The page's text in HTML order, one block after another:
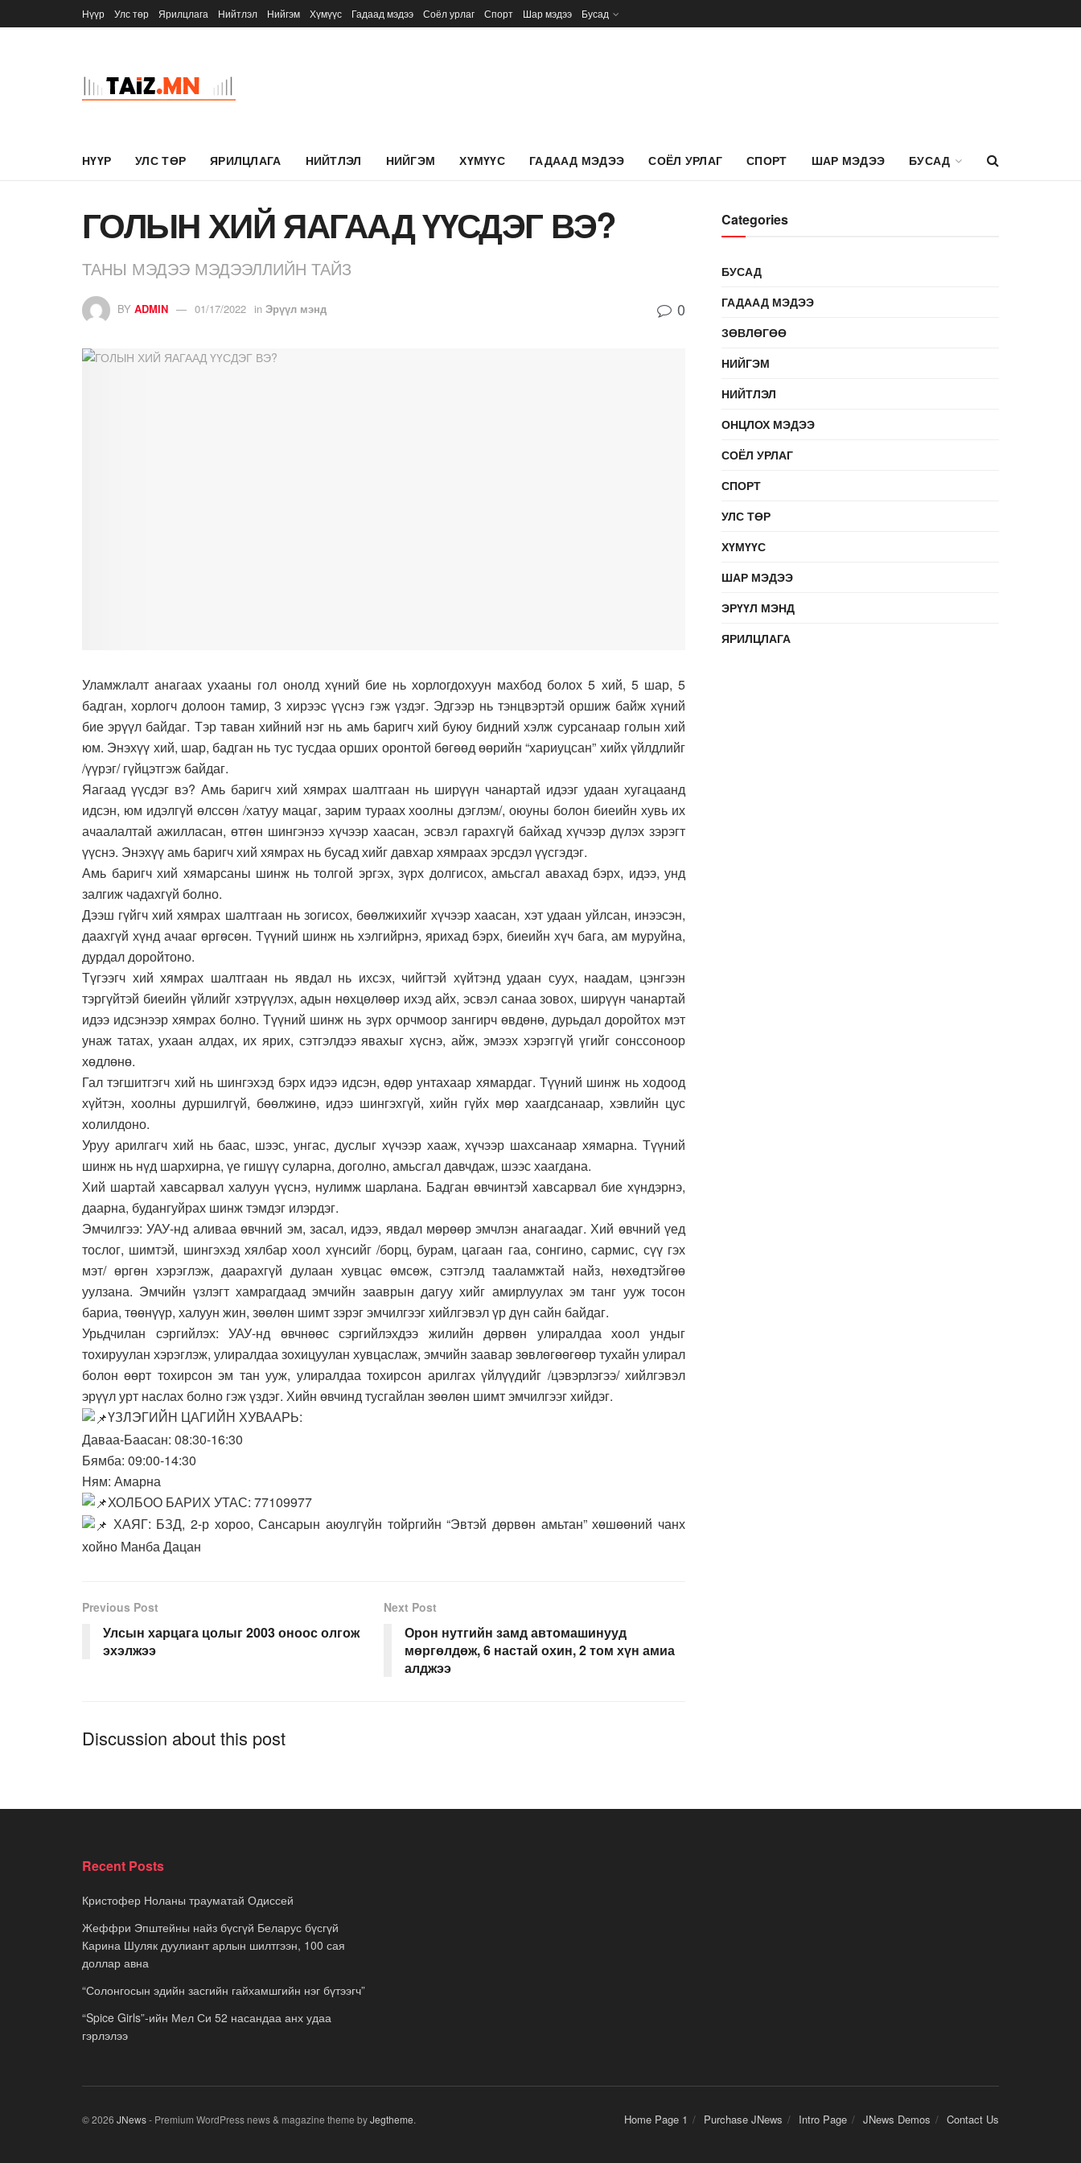
Нүүр Улс төр Ярилцлага Нийтлэл Нийгэм Хүмүүс Гадаад мэдээ Соёл урлаг Спорт Шар мэдээ Бусад
НҮҮР УЛС ТӨР ЯРИЛЦЛАГА НИЙТЛЭЛ НИЙГЭМ ХҮМҮҮС ГАДААД МЭДЭЭ СОЁЛ УРЛАГ СПОРТ ШАР МЭДЭЭ БУСАД
ГОЛЫН ХИЙ ЯАГААД ҮҮСДЭГ ВЭ?
ТАНЫ МЭДЭЭ МЭДЭЭЛЛИЙН ТАЙЗ
BY ADMIN 01/17/2022 in Эрүүл мэнд 0
Уламжлалт анагаах ухааны гол онолд хүний бие нь хорлогдохуун махбод болох 5 хий, 5 шар, 5
бадган, хорлогч долоон тамир, 3 хирээс үүснэ гэж үздэг. Эдгээр нь тэнцвэртэй оршиж байж хүний
бие эрүүл байдаг. Тэр таван хийний нэг нь амь баригч хий буюу бидний хэлж сурсанаар голын хий
юм. Энэхүү хий, шар, бадган нь тус тусдаа орших оронтой бөгөөд өөрийн “хариуцсан” хийх үйлдлийг
/үүрэг/ гүйцэтгэж байдаг.
Яагаад үүсдэг вэ? Амь баригч хий хямрах шалтгаан нь ширүүн чанартай идээг удаан хугацаанд
идсэн, юм идэлгүй өлссөн /хатуу мацаг, зарим тураах хоолны дэглэм/, оюуны болон биеийн хувь их
ачаалалтай ажилласан, өтгөн шингэнээ хүчээр хаасан, эсвэл гарахгүй байхад хүчээр дүлэх зэрэгт
үүснэ. Энэхүү амь баригч хий хямрах нь бусад хийг давхар хямраах эрсдэл үүсгэдэг.
Амь баригч хий хямарсаны шинж нь толгой эргэх, зүрх долгисох, амьсгал авахад бэрх, идээ, унд
залгиж чадахгүй болно.
Дээш гүйгч хий хямрах шалтгаан нь зогисох, бөөлжихийг хүчээр хаасан, хэт удаан уйлсан, инээсэн,
даахгүй хүнд ачааг өргөсөн. Түүний шинж нь хэлгийрнэ, ярихад бэрх, биеийн хүч бага, ам муруйна,
дурдал доройтоно.
Түгээгч хий хямрах шалтгаан нь явдал нь ихсэх, чийгтэй хүйтэнд удаан суух, наадам, цэнгээн
тэргүйтэй биеийн үйлийг хэтрүүлэх, адын нөхцөлөөр ихэд айх, эсвэл санаа зовох, ширүүн чанартай
идээ идсэнээр хямрах болно. Түүний шинж нь зүрх орчмоор зангирч өвдөнө, дурьдал доройтох мэт
унаж татах, ухаан алдах, их ярих, сэтгэлдээ явахыг хүснэ, айж, эмээх хэрэггүй үгийг сонссоноор
хөдлөнө.
Гал тэгшитгэгч хий нь шингэхэд бэрх идээ идсэн, өдөр унтахаар хямардаг. Түүний шинж нь ходоод
хүйтэн, хоолны дуршилгүй, бөөлжинө, идээ шингэхгүй, хийн гүйх мөр хаагдсанаар, хэвлийн цус
холилдоно.
Уруу арилгагч хий нь баас, шээс, унгас, дуслыг хүчээр хааж, хүчээр шахсанаар хямарна. Түүний
шинж нь нүд шархирна, үе гишүү суларна, доголно, амьсгал давчдаж, шээс хаагдана.
Хий шартай хавсарвал халуун үүснэ, нулимж шарлана. Бадган өвчинтэй хавсарвал бие хүндэрнэ,
даарна, будангуйрах шинж тэмдэг илэрдэг.
Эмчилгээ: УАУ-нд аливаа өвчний эм, засал, идээ, явдал мөрөөр эмчлэн анагаадаг. Хий өвчний үед
тослог, шимтэй, шингэхэд хялбар хоол хүнсийг /борц, бурам, цагаан гаа, сонгино, сармис, сүү гэх
мэт/ өргөн хэрэглэж, даарахгүй дулаан хувцас өмсөж, сэтгэлд тааламжтай найз, нөхөдтэйгөө
уулзана. Эмчийн үзлэгт хамрагдаад эмчийн зааврын дагуу хийг амирлуулах эм танг ууж тосон
бариа, төөнүүр, халуун жин, зөөлөн шимт зэрэг эмчилгээг хийлгэвэл үр дүн сайн байдаг.
Урьдчилан сэргийлэх: УАУ-нд өвчнөөс сэргийлэхдээ жилийн дөрвөн улиралдаа хоол ундыг
тохируулан хэрэглэж, улиралдаа зохицуулан хувцаслаж, эмчийн заавар зөвлөгөөгөөр тухайн улирал
болон өөрт тохирсон эм тан ууж, улиралдаа тохирсон арилгах үйлүүдийг /цэвэрлэгээ/ хийлгэвэл
эрүүл урт наслах болно гэж үздэг. Хийн өвчинд тусгайлан зөөлөн шимт эмчилгээг хийдэг.
ҮЗЛЭГИЙН ЦАГИЙН ХУВААРЬ:
Даваа-Баасан: 08:30-16:30
Бямба: 09:00-14:30
Ням: Амарна
ХОЛБОО БАРИХ УТАС: 77109977
ХАЯГ: БЗД, 2-р хороо, Сансарын аюулгүйн тойргийн “Эвтэй дөрвөн амьтан” хөшөөний чанх
хойно Манба Дацан
Previous Post
Улсын харцага цолыг 2003 оноос олгож
эхэлжээ
Next Post
Орон нутгийн замд автомашинууд
мөргөлдөж, 6 настай охин, 2 том хүн амиа
алджээ
Discussion about this post
Categories
БУСАД
ГАДААД МЭДЭЭ
ЗӨВЛӨГӨӨ
НИЙГЭМ
НИЙТЛЭЛ
ОНЦЛОХ МЭДЭЭ
СОЁЛ УРЛАГ
СПОРТ
УЛС ТӨР
ХҮМҮҮС
ШАР МЭДЭЭ
ЭРҮҮЛ МЭНД
ЯРИЛЦЛАГА
Recent Posts
Кристофер Ноланы трауматай Одиссей
Жеффри Эпштейны найз бүсгүй Беларус бүсгүй
Карина Шуляк дуулиант арлын шилтгээн, 100 сая
доллар авна
“Солонгосын эдийн засгийн гайхамшгийн нэг бүтээгч”
“Spice Girls”-ийн Мел Си 52 насандаа анх удаа
гэрлэлээ
Home Page 1 Purchase JNews Intro Page JNews Demos Contact Us
© 2026 JNews- Premium WordPress news & magazine theme byJegtheme.